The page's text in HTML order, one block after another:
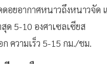
อยอากาศหนาวถึงหนาวจัด
ด 5-10 องศาเซลเซียส
ความเร็ว 5-15 กม./ชม.